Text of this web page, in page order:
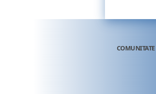
COMUNITATE